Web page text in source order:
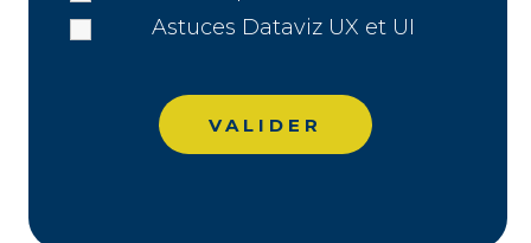
Astuces Dataviz UX et UI